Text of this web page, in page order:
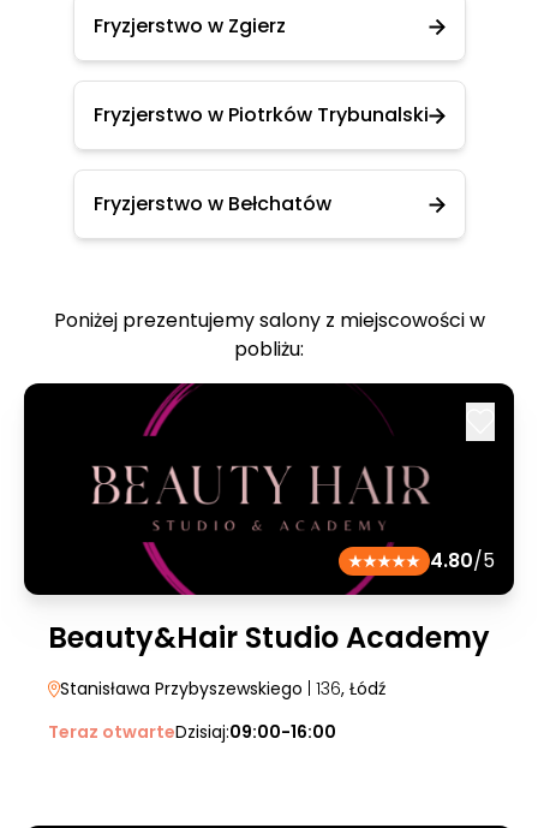
Fryzjerstwo w Zgierz
Fryzjerstwo w Piotrków Trybunalski
Fryzjerstwo w Bełchatów
Poniżej prezentujemy salony z miejscowości w
pobliżu:
4.80/5
Beauty&Hair Studio Academy
Stanisława Przybyszewskiego | 136, Łódź
Teraz otwarteDzisiaj:09:00-16:00